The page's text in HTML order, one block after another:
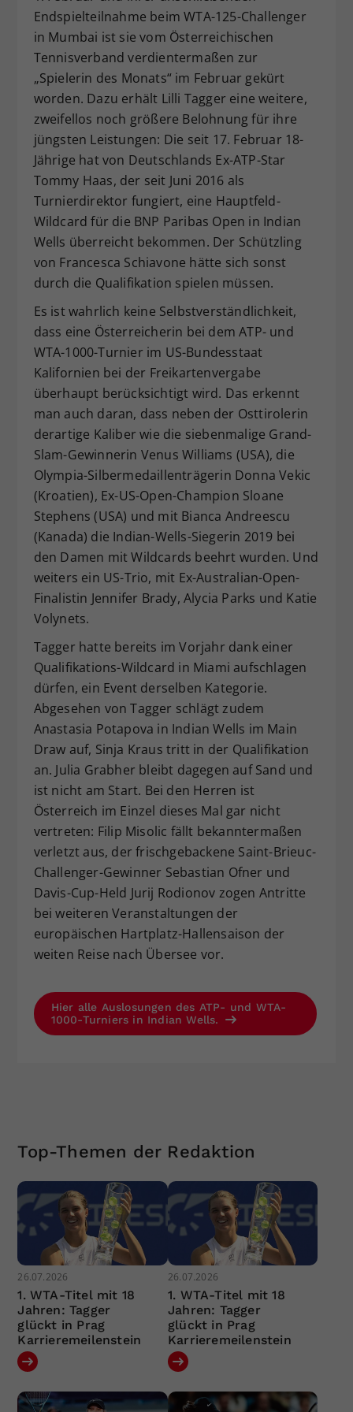
Endspielteilnahme beim WTA-125-Challenger
in Mumbai ist sie vom Österreichischen
Tennisverband verdientermaßen zur
„Spielerin des Monats“ im Februar gekürt
worden. Dazu erhält Lilli Tagger eine weitere,
zweifellos noch größere Belohnung für ihre
jüngsten Leistungen: Die seit 17. Februar 18-
Jährige hat von Deutschlands Ex-ATP-Star
Tommy Haas, der seit Juni 2016 als
Turnierdirektor fungiert, eine Hauptfeld-
Wildcard für die BNP Paribas Open in Indian
Wells überreicht bekommen. Der Schützling
von Francesca Schiavone hätte sich sonst
durch die Qualifikation spielen müssen.
Es ist wahrlich keine Selbstverständlichkeit,
dass eine Österreicherin bei dem ATP- und
WTA-1000-Turnier im US-Bundesstaat
Kalifornien bei der Freikartenvergabe
überhaupt berücksichtigt wird. Das erkennt
man auch daran, dass neben der Osttirolerin
derartige Kaliber wie die siebenmalige Grand-
Slam-Gewinnerin Venus Williams (USA), die
Olympia-Silbermedaillenträgerin Donna Vekic
(Kroatien), Ex-US-Open-Champion Sloane
Stephens (USA) und mit Bianca Andreescu
(Kanada) die Indian-Wells-Siegerin 2019 bei
den Damen mit Wildcards beehrt wurden. Und
weiters ein US-Trio, mit Ex-Australian-Open-
Finalistin Jennifer Brady, Alycia Parks und Katie
Volynets.
Tagger hatte bereits im Vorjahr dank einer
Qualifikations-Wildcard in Miami aufschlagen
dürfen, ein Event derselben Kategorie.
Abgesehen von Tagger schlägt zudem
Anastasia Potapova in Indian Wells im Main
Draw auf, Sinja Kraus tritt in der Qualifikation
an. Julia Grabher bleibt dagegen auf Sand und
ist nicht am Start. Bei den Herren ist
Österreich im Einzel dieses Mal gar nicht
vertreten: Filip Misolic fällt bekanntermaßen
verletzt aus, der frischgebackene Saint-Brieuc-
Challenger-Gewinner Sebastian Ofner und
Davis-Cup-Held Jurij Rodionov zogen Antritte
bei weiteren Veranstaltungen der
europäischen Hartplatz-Hallensaison der
weiten Reise nach Übersee vor.
Hier alle Auslosungen des ATP- und WTA-
1000-Turniers in Indian Wells.
Top-Themen der Redaktion
26.07.2026
1. WTA-Titel mit 18
Jahren: Tagger
glückt in Prag
Karrieremeilenstein
26.07.2026
1. WTA-Titel mit 18
Jahren: Tagger
glückt in Prag
Karrieremeilenstein
Zweck
Dieser Wert speichert Ihre Consent-
Einstellungen. Unter anderem eine
zufällig generierte ID, für die
historische Speicherung Ihrer
vorgenommen Einstellungen, falls der
Webseiten-Betreiber dies eingestellt
hat.